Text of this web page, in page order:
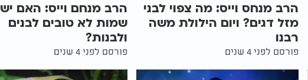
הרב מנחס וייס: מה צפוי לבני
מזל דגים? ויום הילולת משה
רבנו
פורסם לפני 4 שנים
הרב מנחם וייס: האם יש
שמות לא טובים לבנים
ולבנות?
פורסם לפני 4 שנים